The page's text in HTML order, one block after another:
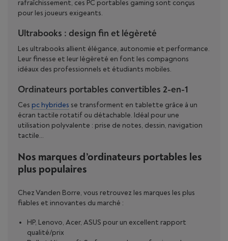
rafraîchissement, ces PC portables gaming sont conçus
pour les joueurs exigeants.
Ultrabooks : design fin et légèreté
Les ultrabooks allient élégance, autonomie et performance.
Leur finesse et leur légèreté en font les compagnons
idéaux des professionnels et étudiants mobiles.
Ordinateurs portables convertibles 2-en-1
Ces pc hybrides se transforment en tablette grâce à un
écran tactile rotatif ou détachable. Idéal pour une
utilisation polyvalente : prise de notes, dessin, navigation
tactile…
Nos marques d’ordinateurs portables les
plus populaires
Chez Vanden Borre, vous retrouvez les marques les plus
fiables et innovantes du marché :
HP, Lenovo, Acer, ASUS pour un excellent rapport
qualité/prix